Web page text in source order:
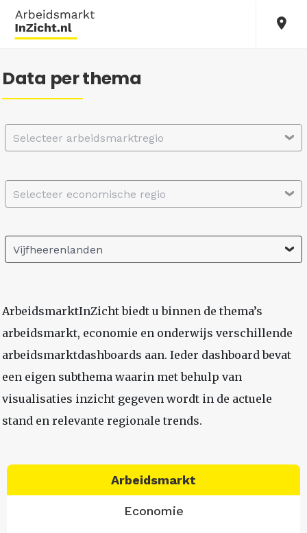
Data per thema
Selecteer arbeidsmarktregio
Selecteer economische regio
Vijfheerenlanden
ArbeidsmarktInZicht biedt u binnen de thema’s
arbeidsmarkt, economie en onderwijs verschillende
arbeidsmarktdashboards aan. Ieder dashboard bevat
een eigen subthema waarin met behulp van
visualisaties inzicht gegeven wordt in de actuele
stand en relevante regionale trends.
Arbeidsmarkt
Economie